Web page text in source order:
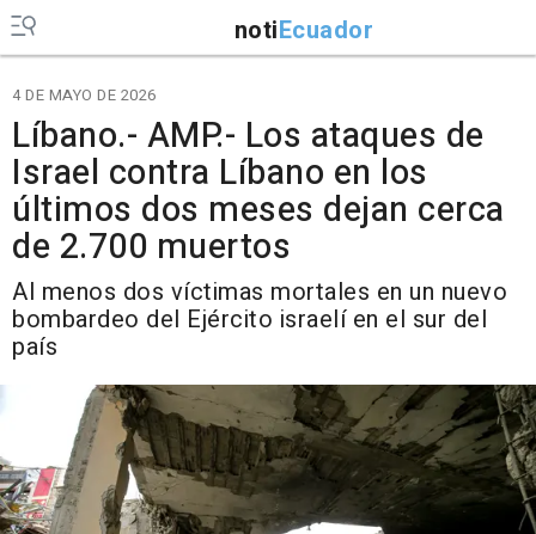
notiEcuador
4 DE MAYO DE 2026
Líbano.- AMP.- Los ataques de
Israel contra Líbano en los
últimos dos meses dejan cerca
de 2.700 muertos
Al menos dos víctimas mortales en un nuevo
bombardeo del Ejército israelí en el sur del
país